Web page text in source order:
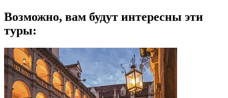
Возможно, вам будут интересны эти
туры: